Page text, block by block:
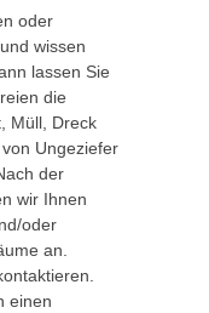
oder
wissen
lassen Sie
die
Müll, Dreck
Ungeziefer
der
wir Ihnen
oder
an.
einen